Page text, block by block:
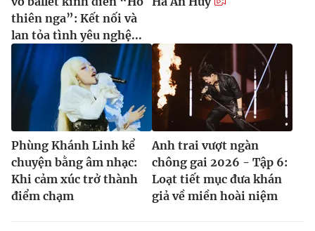
thiên nga”: Kết nối và
lan tỏa tình yêu nghệ...
Phùng Khánh Linh kể
chuyện bằng âm nhạc:
Khi cảm xúc trở thành
điểm chạm
Anh trai vượt ngàn
chông gai 2026 - Tập 6:
Loạt tiết mục đưa khán
giả về miền hoài niệm